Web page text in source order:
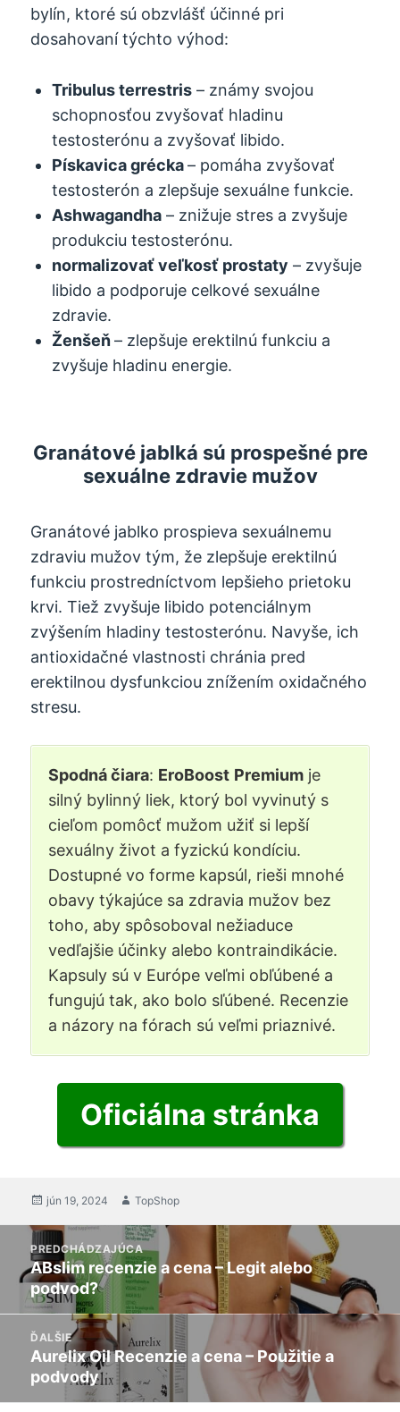
bylín, ktoré sú obzvlášť účinné pri
dosahovaní týchto výhod:
Tribulus terrestris – známy svojou
schopnosťou zvyšovať hladinu
testosterónu a zvyšovať libido.
Pískavica grécka– pomáha zvyšovať
testosterón a zlepšuje sexuálne funkcie.
Ashwagandha – znižuje stres a zvyšuje
produkciu testosterónu.
normalizovať veľkosť prostaty – zvyšuje
libido a podporuje celkové sexuálne
zdravie.
Ženšeň– zlepšuje erektilnú funkciu a
zvyšuje hladinu energie.
Granátové jablká sú prospešné pre
sexuálne zdravie mužov
Granátové jablko prospieva sexuálnemu
zdraviu mužov tým, že zlepšuje erektilnú
funkciu prostredníctvom lepšieho prietoku
krvi. Tiež zvyšuje libido potenciálnym
zvýšením hladiny testosterónu. Navyše, ich
antioxidačné vlastnosti chránia pred
erektilnou dysfunkciou znížením oxidačného
stresu.
Spodná čiara: EroBoost Premium je
silný bylinný liek, ktorý bol vyvinutý s
cieľom pomôcť mužom užiť si lepší
sexuálny život a fyzickú kondíciu.
Dostupné vo forme kapsúl, rieši mnohé
obavy týkajúce sa zdravia mužov bez
toho, aby spôsoboval nežiaduce
vedľajšie účinky alebo kontraindikácie.
Kapsuly sú v Európe veľmi obľúbené a
fungujú tak, ako bolo sľúbené. Recenzie
a názory na fórach sú veľmi priaznivé.
Oficiálna stránka
zverejnené
jún 19, 2024 Autor
TopShop
príspevok
navigáciu
PREDCHÁDZAJÚCA
Predchádzajúci
príspevok:
ABslim recenzie a cena – Legit alebo
podvod?
ĎALŠIE
Nasledujúci
príspevok:
Aurelix Oil Recenzie a cena – Použitie a
podvody